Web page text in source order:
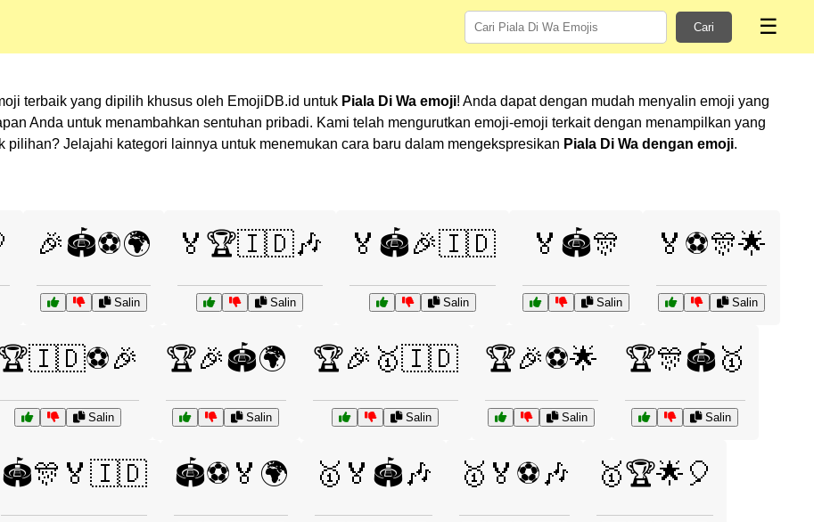
Cari ☰
yang dipilih khusus oleh EmojiDB.id untuk Piala Di Wa emoji! Anda dapat dengan mudah menyalin emoji yang
Anda untuk menambahkan sentuhan pribadi. Kami telah mengurutkan emoji-emoji terkait dengan menampilkan yang
Jelajahi kategori lainnya untuk menemukan cara baru dalam mengekspresikan Piala Di Wa dengan emoji.
🎉🏟️⚽🌍
Salin
🏅🏆🇮🇩🎶
Salin
🏅🏟️🎉🇮🇩
Salin
🏅🏟️🎊
Salin
🏅⚽🎊🌟
Salin
Salin
🏆🎉🏟️🌍
Salin
🏆🎉🥇🇮🇩
Salin
🏆🎉⚽🌟
Salin
🏆🎊🏟️🥇
Salin
🏟️🎊🏅🇮🇩 🏟️⚽🏅🌍 🥇🏅🏟️🎶 🥇🏅⚽🎶 🥇🏆🌟🎈